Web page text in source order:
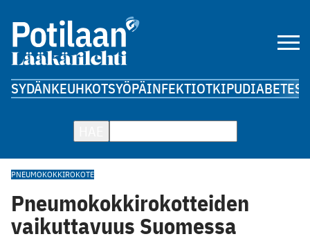
SYDÄNKEUHKOTSYÖPÄINFEKTIOTKIPUDIABETES
PNEUMOKOKKIROKOTE
Pneumokokkirokotteiden
vaikuttavuus Suomessa